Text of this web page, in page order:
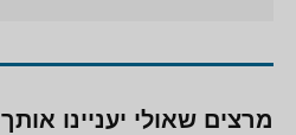
מרצים שאולי יעניינו אותך